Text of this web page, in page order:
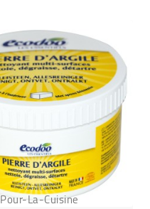
Pour-La-Cuisine